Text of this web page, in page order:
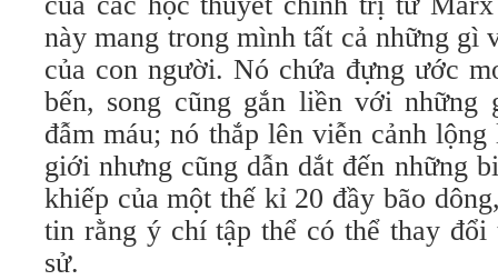
này mang trong mình tất cả những gì
của con người. Nó chứa đựng ước
bến, song cũng gắn liền với những
đẫm máu; nó thắp lên viễn cảnh
giới nhưng cũng dẫn dắt đến những
khiếp của một thế kỉ 20 đầy bão
tin rằng ý chí tập thể có thể thay
sử.